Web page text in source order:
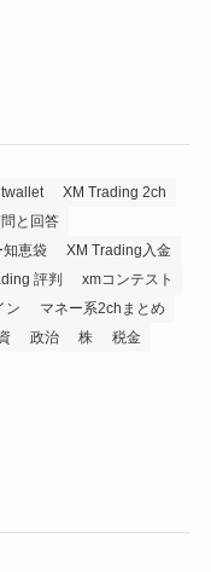
XM Trading 2ch
と回答
恵袋
XM Trading入金
評判
xmコンテスト
ン
マネー系2chまとめ
政治 株
税金